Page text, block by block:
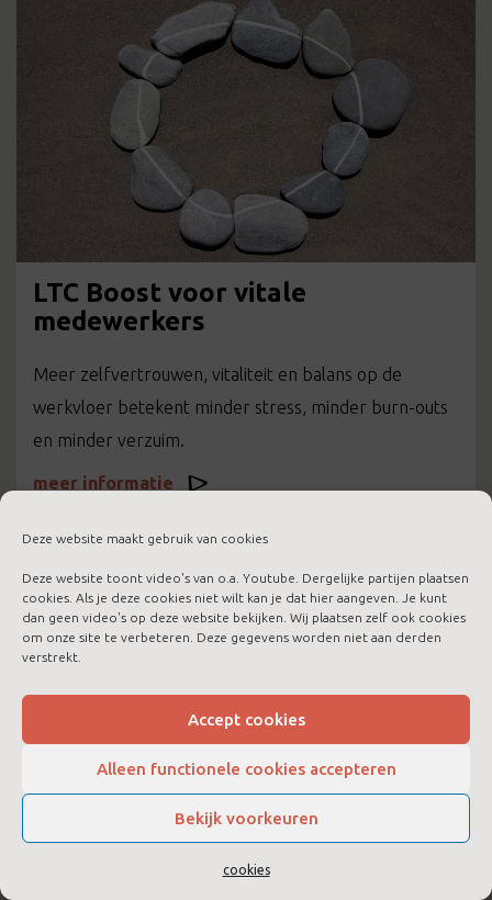
Deze website maakt gebruik van cookies
Deze website toont video's van o.a. Youtube. Dergelijke partijen plaatsen
cookies. Als je deze cookies niet wilt kan je dat hier aangeven. Je kunt
dan geen video's op deze website bekijken. Wij plaatsen zelf ook cookies
om onze site te verbeteren. Deze gegevens worden niet aan derden
verstrekt.
Accept cookies
Alleen functionele cookies accepteren
Bekijk voorkeuren
cookies
LTC Boost voor vitale
medewerkers
Meer zelfvertrouwen, vitaliteit en balans op de
werkvloer betekent minder stress, minder burn-outs
en minder verzuim.
meer informatie
LTC Boost voor jezelf